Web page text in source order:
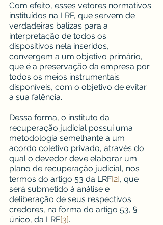
Com efeito, esses vetores normativos
instituídos na LRF, que servem de
verdadeiras balizas para a
interpretação de todos os
dispositivos nela inseridos,
convergem a um objetivo primário,
que é a preservação da empresa por
todos os meios instrumentais
disponíveis, com o objetivo de evitar
a sua falência.
Dessa forma, o instituto da
recuperação judicial possui uma
metodologia semelhante a um
acordo coletivo privado, através do
qual o devedor deve elaborar um
plano de recuperação judicial, nos
termos do artigo 53 da LRF[2], que
será submetido à análise e
deliberação de seus respectivos
credores, na forma do artigo 53, §
único, da LRF[3].